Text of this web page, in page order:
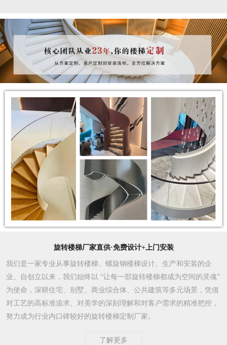
旋转楼梯厂家直供·免费设计+上门安装
我们是一家专业从事旋转楼梯、螺旋钢楼梯设计、生产和安装的企
业。自创立以来，我们始终以 “让每一部旋转楼梯都成为空间的灵魂”
为使命，深耕住宅、别墅、商业综合体、公共建筑等多元场景，凭借
对工艺的高标准追求、对美学的深刻理解和对客户需求的精准把控，
努力成为行业内口碑较好的旋转楼梯定制厂家。​
了解更多